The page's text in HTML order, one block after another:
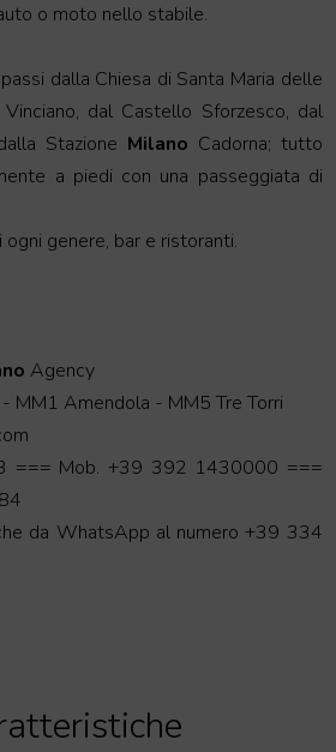
o moto nello stabile.
dalla Chiesa di Santa Maria delle
dal Castello Sforzesco, dal
Stazione Milano Cadorna; tutto
a piedi con una passeggiata di
genere, bar e ristoranti.
Agency
MM1 Amendola - MM5 Tre Torri
=== Mob. +39 392 1430000 ===
da WhatsApp al numero +39 334